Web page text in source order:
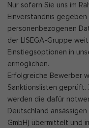
Nur sofern Sie uns im
Einverständnis
personenbezogenen
der LISEGA-Gruppe
Einstiegsoptionen in
ermöglichen.
Erfolgreiche Bewerber
Sanktionslisten geprüft.
werden die dafür
Deutschland
GmbH) übermittelt und